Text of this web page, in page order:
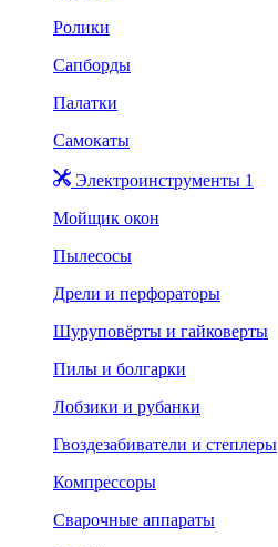
Ролики
Сапборды
Палатки
Самокаты
Электроинструменты 1
Мойщик окон
Пылесосы
Дрели и перфораторы
Шуруповёрты и гайковерты
Пилы и болгарки
Лобзики и рубанки
Гвоздезабиватели и степлеры
Компрессоры
Сварочные аппараты